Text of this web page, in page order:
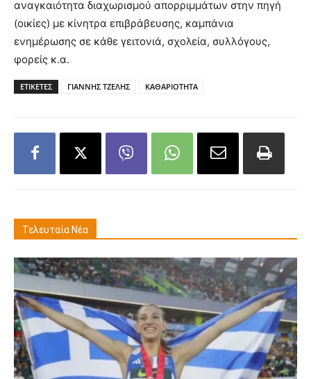
αναγκαιότητα διαχωρισμού απορριμμάτων στην πηγή
(οικίες) με κίνητρα επιβράβευσης, καμπάνια
ενημέρωσης σε κάθε γειτονιά, σχολεία, συλλόγους,
φορείς κ.α.
ΕΤΙΚΕΤΕΣ ΓΙΑΝΝΗΣ ΤΖΕΛΗΣ ΚΑΘΑΡΙΟΤΗΤΑ
Τελευταία Νέα